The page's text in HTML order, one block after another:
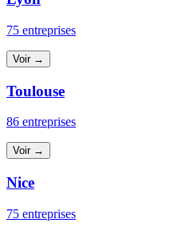
75 entreprises
Voir →
Toulouse
86 entreprises
Voir →
Nice
75 entreprises